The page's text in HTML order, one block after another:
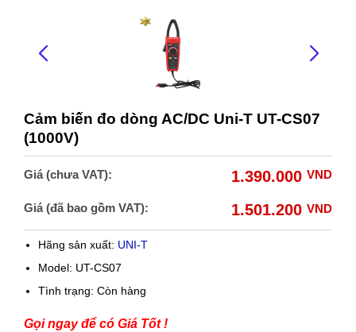
Cảm biến đo dòng AC/DC Uni-T UT-CS07
(1000V)
Giá (chưa VAT): 1.390.000 VND
Giá (đã bao gồm VAT): 1.501.200 VND
Hãng sản xuất: UNI-T
Model: UT-CS07
Tình trạng: Còn hàng
Gọi ngay để có Giá Tốt !